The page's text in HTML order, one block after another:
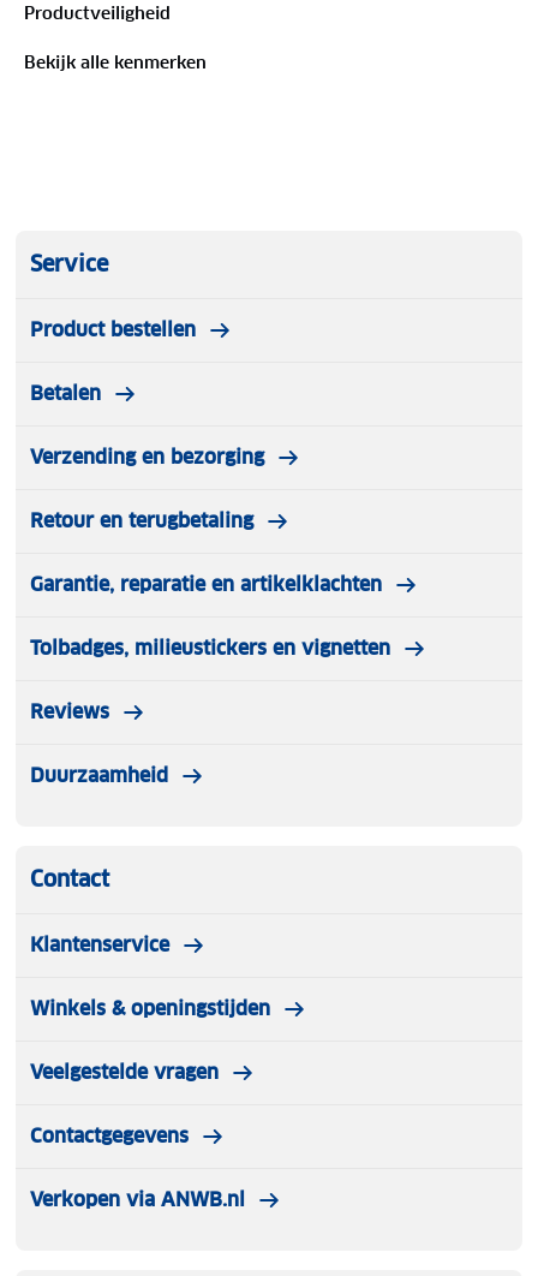
Productveiligheid
Bekijk alle kenmerken
Service
Product bestellen
Betalen
Verzending en bezorging
Retour en terugbetaling
Garantie, reparatie en artikelklachten
Tolbadges, milieustickers en vignetten
Reviews
Duurzaamheid
Contact
Klantenservice
Winkels & openingstijden
Veelgestelde vragen
Contactgegevens
Verkopen via ANWB.nl